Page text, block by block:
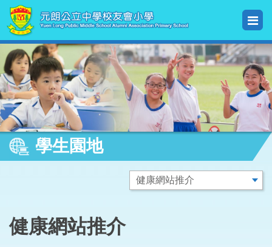
學生園地
健康網站推介